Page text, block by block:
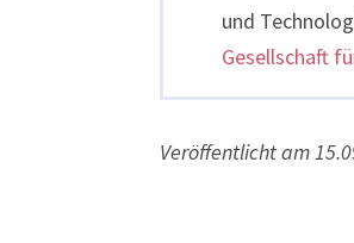
und
Gesellschaft
Veröffentlicht am